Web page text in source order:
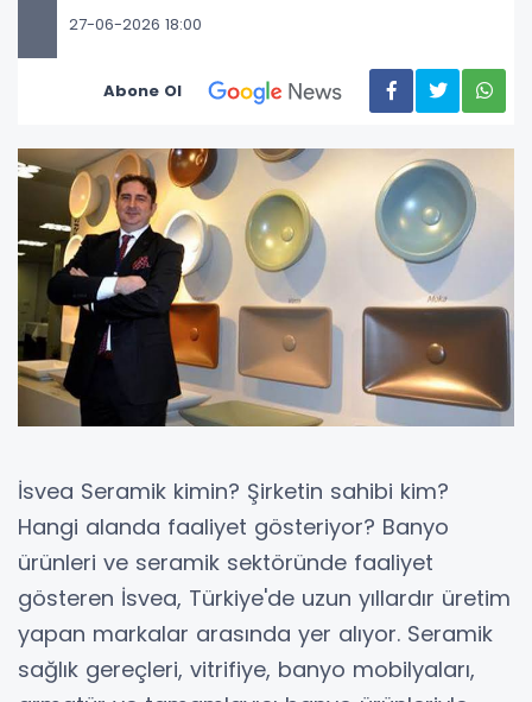
27-06-2026 18:00
Abone Ol
İsvea Seramik kimin? Şirketin sahibi kim?
Hangi alanda faaliyet gösteriyor? Banyo
ürünleri ve seramik sektöründe faaliyet
gösteren İsvea, Türkiye'de uzun yıllardır üretim
yapan markalar arasında yer alıyor. Seramik
sağlık gereçleri, vitrifiye, banyo mobilyaları,